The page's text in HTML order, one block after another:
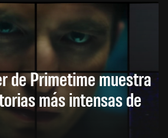
de Primetime muestra
más intensas de